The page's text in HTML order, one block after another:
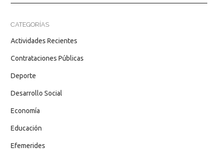
CATEGORÍAS
Actividades Recientes
Contrataciones Públicas
Deporte
Desarrollo Social
Economía
Educación
Efemerides